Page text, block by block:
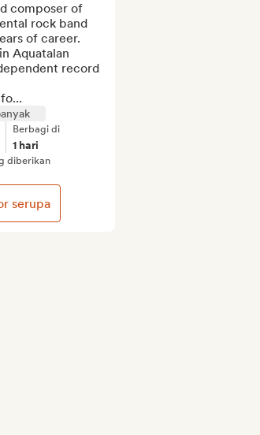
composer of
rock band
of career.
Aquatalan
record
Berbagi di
1 hari
diberikan
serupa